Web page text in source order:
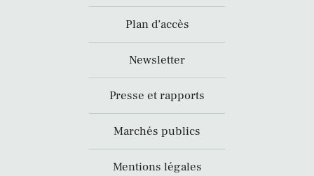
Plan d’accès
Newsletter
Presse et rapports
Marchés publics
Mentions légales